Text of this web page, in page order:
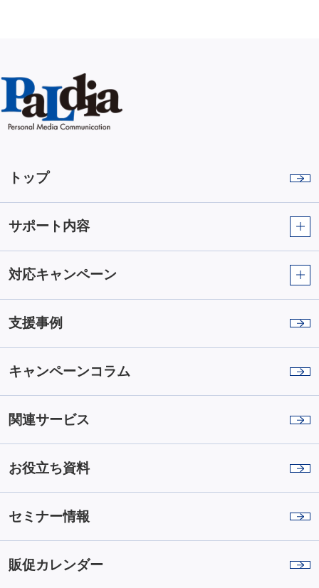
トップ
サポート内容
対応キャンペーン
支援事例
キャンペーンコラム
関連サービス
お役立ち資料
セミナー情報
販促カレンダー